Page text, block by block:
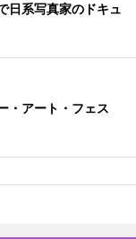
日系写真家のドキュ
・アート・フェス